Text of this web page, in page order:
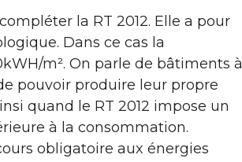
la RT 2012. Elle a pour
Dans ce cas la
m². On parle de bâtiments à
pouvoir produire leur propre
quand le RT 2012 impose un
à la consommation.
obligatoire aux énergies